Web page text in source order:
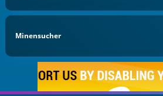
Minensucher